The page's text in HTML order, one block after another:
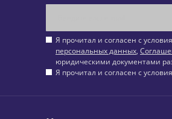
Я прочитал и согласен с
персональных данных,
юридическими документами
Я прочитал и согласен с